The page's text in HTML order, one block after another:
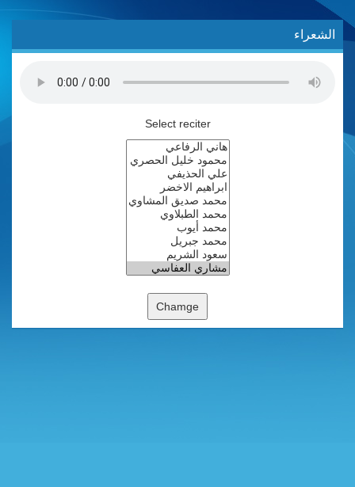
الشعراء
Select reciter